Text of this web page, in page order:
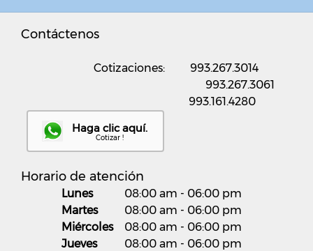
Contáctenos
Cotizaciones: 993.267.3014
993.267.3061
993.161.4280
Haga clic aquí.
Cotizar !
Horario de atención
Lunes 08:00 am - 06:00 pm
Martes
08:00 am - 06:00 pm
Miércoles
08:00 am - 06:00 pm
Jueves
08:00 am - 06:00 pm